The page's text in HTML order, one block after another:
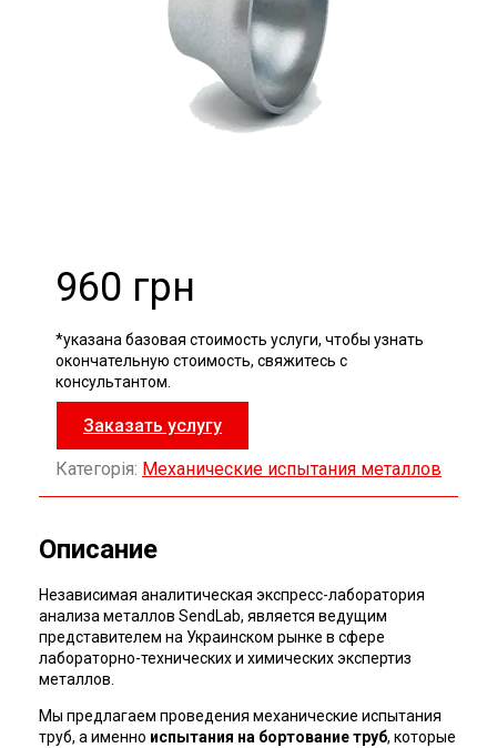
960 грн
*указана базовая стоимость услуги, чтобы узнать
окончательную стоимость, свяжитесь с
консультантом.
Заказать услугу
Категорія: Механические испытания металлов
Описание
Независимая аналитическая экспресс-лаборатория
анализа металлов SendLab, является ведущим
представителем на Украинском рынке в сфере
лабораторно-технических и химических экспертиз
металлов.
Мы предлагаем проведения механические испытания
труб, а именно испытания на бортование труб, которые